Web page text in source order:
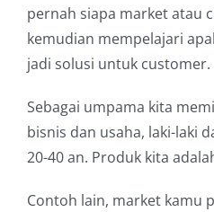
pernah siapa market atau
kemudian mempelajari
jadi solusi untuk customer.
Sebagai umpama kita
bisnis dan usaha, laki-laki
20-40 an. Produk kita
Contoh lain, market kamu